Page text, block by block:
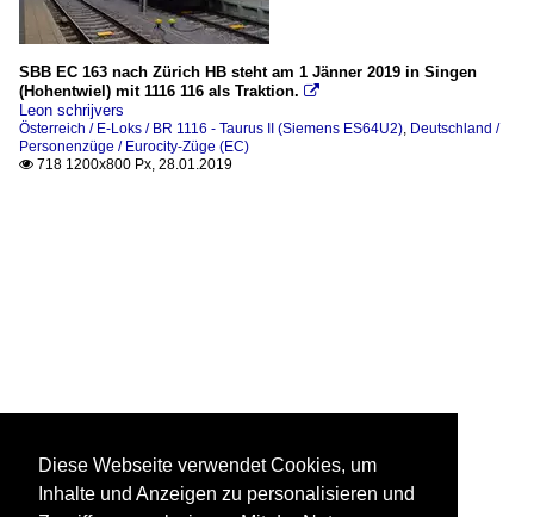
SBB EC 163 nach Zürich HB steht am 1 Jänner 2019 in Singen
(Hohentwiel) mit 1116 116 als Traktion. 
Leon schrijvers
Österreich / E-Loks / BR 1116 - Taurus II (Siemens ES64U2), Deutschland /
Personenzüge / Eurocity-Züge (EC)
 718 1200x800 Px, 28.01.2019
Diese Webseite verwendet Cookies, um
Inhalte und Anzeigen zu personalisieren und